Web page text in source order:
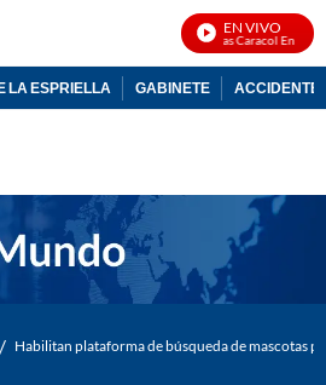
EN VIVO
Noticias Caracol En Vivo
LA ESPRIELLA GABINETE ACCIDENTE
/ Habilitan plataforma de búsqueda de mascotas